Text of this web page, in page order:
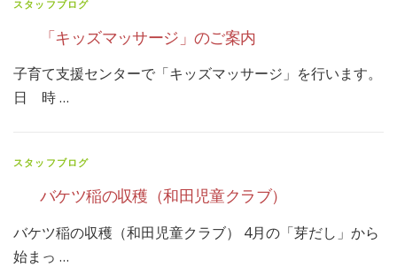
スタッフブログ
「キッズマッサージ」のご案内
子育て支援センターで「キッズマッサージ」を行います。
日 時 …
スタッフブログ
バケツ稲の収穫（和田児童クラブ）
バケツ稲の収穫（和田児童クラブ） 4月の「芽だし」から
始まっ …